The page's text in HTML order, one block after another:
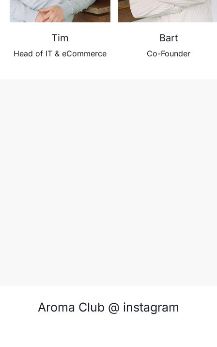
Tim
Head of IT & eCommerce
Bart
Co-Founder
Aroma Club @ instagram